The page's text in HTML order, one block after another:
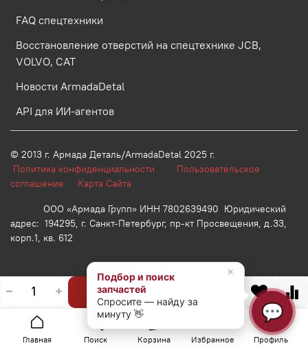
В корзину
FAQ спецтехники
Восстановление отверстий на спецтехнике JCB,
VOLVO, CAT
Новости ArmadaDetal
API для ИИ-агентов
© 2013 г. Армада Деталь/ArmadaDetal 2025 г.
Политика конфиденциальности
Пользовательское
соглашение Карта Сайта
ООО «Армада Групп» ИНН 7802639490 Юридический
адрес: 194295, г. Санкт-Петербург, пр-кт Просвещения, д.33,
корп.1, кв. 612
Главная Поиск Корзина Избранное Профиль
💬
×
Подбор и поиск
запчастей
Спросите — найду за
минуту 👋